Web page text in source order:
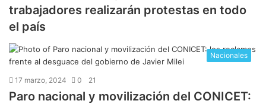
trabajadores realizarán protestas en todo
el país
Nacionales
17 marzo, 2024 0 21
Paro nacional y movilización del CONICET: